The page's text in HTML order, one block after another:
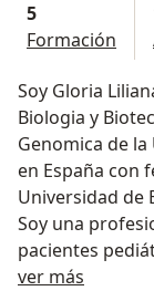
5
Formación
Soy Gloria
Biologia y
Genomica de
en España con
Universidad de
Soy una
pacientes
o enfermedad
ver más